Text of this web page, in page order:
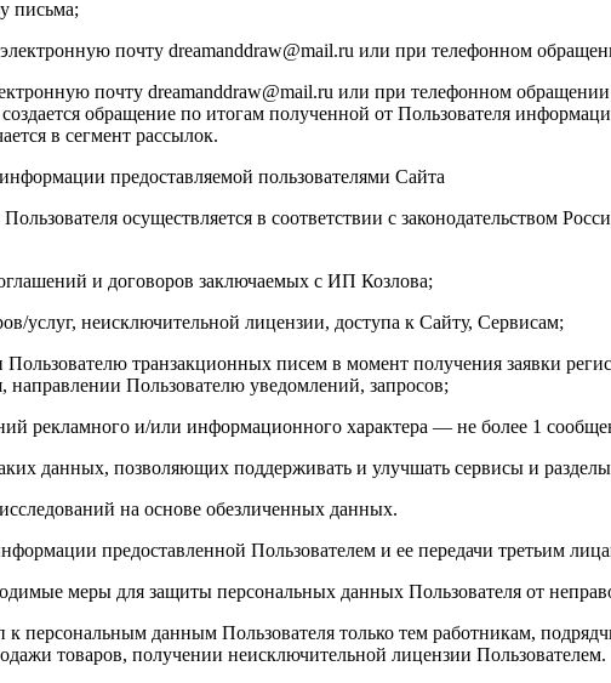
письма;
почту dreamanddraw@mail.ru или при телефонном
почту dreamanddraw@mail.ru или при телефонном
обращение по итогам полученной от Пользователя
в сегмент рассылок.
предоставляемой пользователями Сайта
осуществляется в соответствии с законодательством
и договоров заключаемых с ИП Козлова;
услуг, неисключительной лицензии, доступа к Сайту, Сервисам;
Пользователю транзакционных писем в момент получения заявки
направлении Пользователю уведомлений, запросов;
рекламного и/или информационного характера — не более 1
данных, позволяющих поддерживать и улучшать сервисы и
на основе обезличенных данных.
предоставленной Пользователем и ее передачи третьим
меры для защиты персональных данных Пользователя от
к персональным данным Пользователя только тем работникам,
товаров, получении неисключительной лицензии Пользователем.